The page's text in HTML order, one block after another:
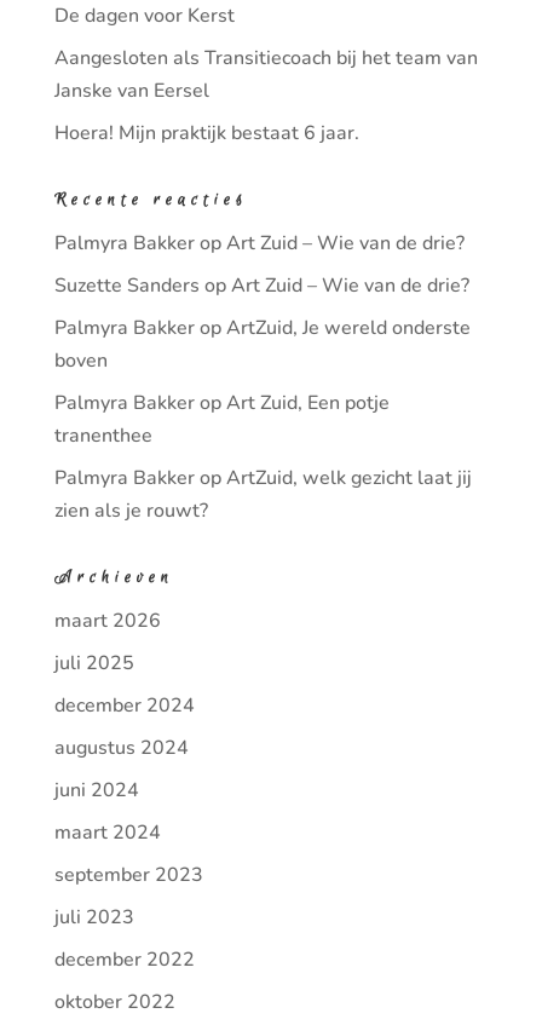
De dagen voor Kerst
Aangesloten als Transitiecoach bij het team van
Janske van Eersel
Hoera! Mijn praktijk bestaat 6 jaar.
Recente reacties
Palmyra BakkeropArt Zuid – Wie van de drie?
Suzette Sanders opArt Zuid – Wie van de drie?
Palmyra BakkeropArtZuid, Je wereld onderste
boven
Palmyra BakkeropArt Zuid, Een potje
tranenthee
Palmyra BakkeropArtZuid, welk gezicht laat jij
zien als je rouwt?
Archieven
maart 2026
juli 2025
december 2024
augustus 2024
juni 2024
maart 2024
september 2023
juli 2023
december 2022
oktober 2022